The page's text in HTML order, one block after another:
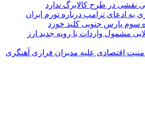
نقشی در طرح کالابرگ ندارد
به ادعای ترامپ درباره تورم ایران
سوم پارس جنوبی کلید خورد
مشمول واردات با رویه جدید ارز
اقتصادی علیه مدیران فراری آهنگری